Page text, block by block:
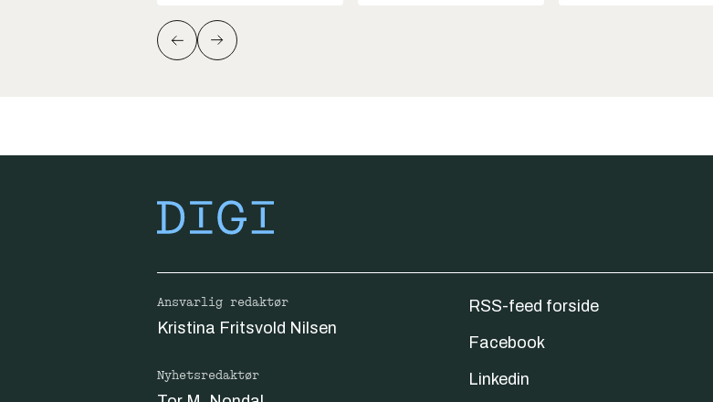
Ansvarlig redaktør
Kristina Fritsvold Nilsen
Nyhetsredaktør
RSS-feed forside
Facebook
Linkedin